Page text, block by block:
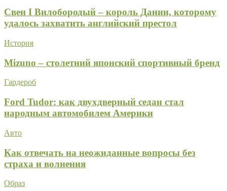
Свен I Вилобородый – король Дании, которому
удалось захватить английский престол
История
Mizuno – столетний японский спортивный бренд
Гардероб
Ford Tudor: как двухдверный седан стал
народным автомобилем Америки
Авто
Как отвечать на неожиданные вопросы без
страха и волнения
Образ